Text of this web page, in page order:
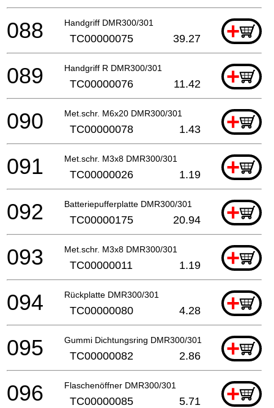
Handgriff DMR300/301 +
088 TC00000075 39.27
Handgriff R DMR300/301 +
089 TC00000076 11.42
Met.schr. M6x20 DMR300/301 +
090 TC00000078 1.43
Met.schr. M3x8 DMR300/301 +
091 TC00000026 1.19
Batteriepufferplatte DMR300/301 +
092 TC00000175 20.94
Met.schr. M3x8 DMR300/301 +
093 TC00000011 1.19
Rückplatte DMR300/301 +
094 TC00000080 4.28
Gummi Dichtungsring DMR300/301 +
095 TC00000082 2.86
Flaschenöffner DMR300/301 +
096 TC00000085 5.71